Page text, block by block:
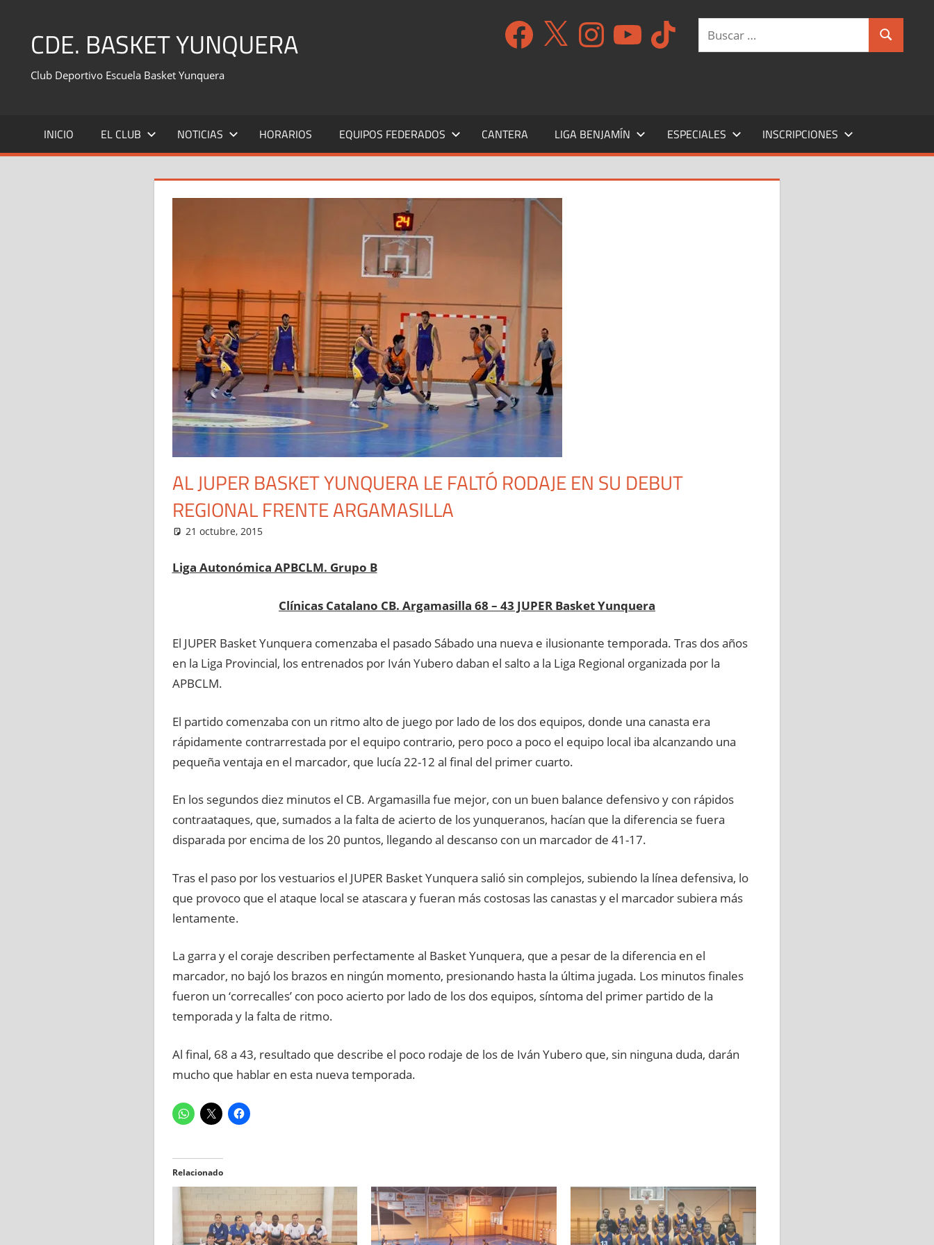
contenidoCDE. BASKET YUNQUERA
Club Deportivo Escuela Basket Yunquera
Buscar
Facebook
X InstagramYouTube TikTok
INICIO EL CLUB NOTICIAS HORARIOS EQUIPOS FEDERADOS CANTERA LIGA BENJAMÍN ESPECIALES INSCRIPCIONES
AL JUPER BASKET YUNQUERA LE FALTÓ RODAJE EN SU DEBUT
REGIONAL FRENTE ARGAMASILLA
21 octubre, 2015
Liga Autonómica APBCLM. Grupo B
Clínicas Catalano CB. Argamasilla 68 – 43 JUPER Basket Yunquera
El JUPER Basket Yunquera comenzaba el pasado Sábado una nueva e ilusionante temporada. Tras dos años
en la Liga Provincial, los entrenados por Iván Yubero daban el salto a la Liga Regional organizada por la
APBCLM.
El partido comenzaba con un ritmo alto de juego por lado de los dos equipos, donde una canasta era
rápidamente contrarrestada por el equipo contrario, pero poco a poco el equipo local iba alcanzando una
pequeña ventaja en el marcador, que lucía 22-12 al final del primer cuarto.
En los segundos diez minutos el CB. Argamasilla fue mejor, con un buen balance defensivo y con rápidos
contraataques, que, sumados a la falta de acierto de los yunqueranos, hacían que la diferencia se fuera
disparada por encima de los 20 puntos, llegando al descanso con un marcador de 41-17.
Tras el paso por los vestuarios el JUPER Basket Yunquera salió sin complejos, subiendo la línea defensiva, lo
que provoco que el ataque local se atascara y fueran más costosas las canastas y el marcador subiera más
lentamente.
La garra y el coraje describen perfectamente al Basket Yunquera, que a pesar de la diferencia en el
marcador, no bajó los brazos en ningún momento, presionando hasta la última jugada. Los minutos finales
fueron un ‘correcalles’ con poco acierto por lado de los dos equipos, síntoma del primer partido de la
temporada y la falta de ritmo.
Al final, 68 a 43, resultado que describe el poco rodaje de los de Iván Yubero que, sin ninguna duda, darán
mucho que hablar en esta nueva temporada.
Relacionado